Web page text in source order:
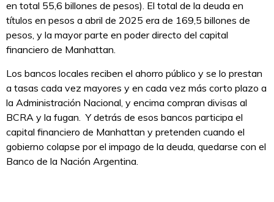
en total 55,6 billones de pesos). El total de la deuda en
títulos en pesos a abril de 2025 era de 169,5 billones de
pesos, y la mayor parte en poder directo del capital
financiero de Manhattan.
Los bancos locales reciben el ahorro público y se lo prestan
a tasas cada vez mayores y en cada vez más corto plazo a
la Administración Nacional, y encima compran divisas al
BCRA y la fugan. Y detrás de esos bancos participa el
capital financiero de Manhattan y pretenden cuando el
gobierno colapse por el impago de la deuda, quedarse con el
Banco de la Nación Argentina.